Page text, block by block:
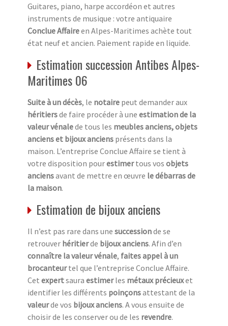
Guitares, piano, harpe accordéon et autres
instruments de musique : votre antiquaire
Conclue Affaireen Alpes-Maritimes achète tout
état neuf et ancien. Paiement rapide en liquide.
Estimation succession Antibes Alpes-
Maritimes 06
Suite à un décès, le notaire peut demander aux
héritiersde faire procéder à une estimation de la
valeur vénalede tous les meubles anciens, objets
anciens et bijoux anciens présents dans la
maison. L’entreprise Conclue Affaire se tient à
votre disposition pourestimertous vos objets
anciensavant de mettre en œuvre le débarras de
la maison.
Estimation de bijoux anciens
Il n’est pas rare dans une successionde se
retrouver héritierde bijoux anciens. Afin d’en
connaître la valeur vénale, faites appel à un
brocanteurtel que l’entreprise Conclue Affaire.
Cet expertsaura estimerles métaux précieuxet
identifier les différents poinçonsattestant de la
valeurde vos bijoux anciens. A vous ensuite de
choisir de les conserver ou de les revendre.